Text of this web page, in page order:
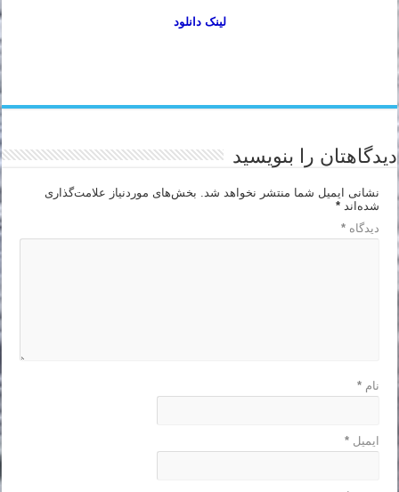
لینک دانلود
دیدگاهتان را بنویسید
نشانی ایمیل شما منتشر نخواهد شد.
بخش‌های موردنیاز علامت‌گذاری
شده‌اند*
دیدگاه*
نام*
ایمیل*